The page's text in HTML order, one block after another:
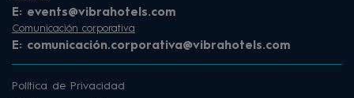
E: events@vibrahotels.com
Comunicación corporativa
E: comunicación.corporativa@vibrahotels.com
Política de Privacidad